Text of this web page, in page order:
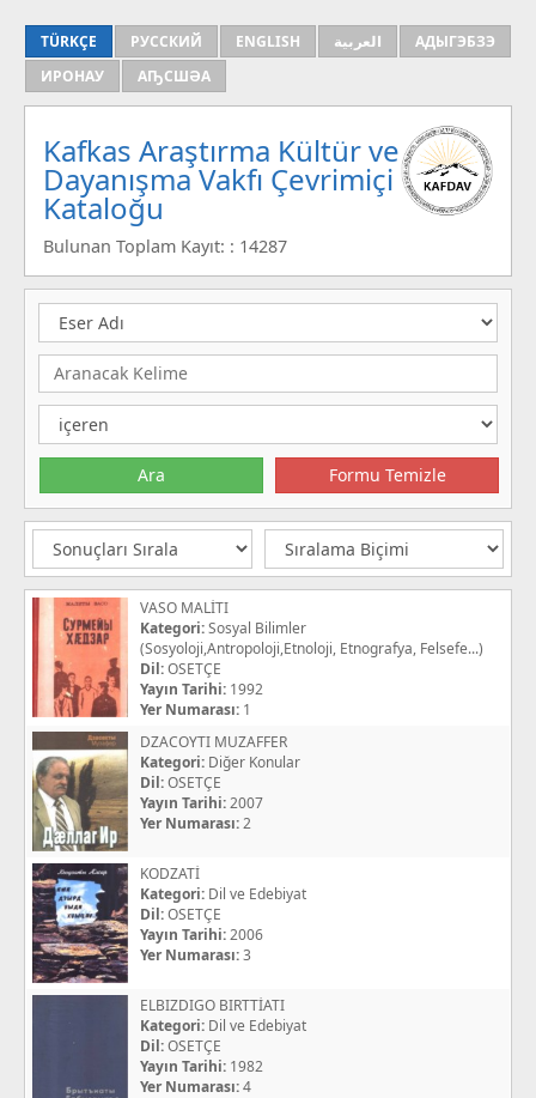
TÜRKÇE РУССКИЙ ENGLISH العربية
АДЫГЭБЗЭ
ИРОНАУ
АҦСШӘА
Kafkas Araştırma Kültür ve
Dayanışma Vakfı Çevrimiçi
Kataloğu
Bulunan Toplam Kayıt: : 14287
VASO MALİTI
Kategori:Sosyal Bilimler
(Sosyoloji,Antropoloji,Etnoloji, Etnografya, Felsefe...)
Dil:OSETÇE
Yayın Tarihi: 1992
Yer Numarası: 1
DZACOYTI MUZAFFER
Kategori: Diğer Konular
Dil:OSETÇE
Yayın Tarihi:2007
Yer Numarası:2
KODZATİ
Kategori: Dil ve Edebiyat
Dil:OSETÇE
Yayın Tarihi:2006
Yer Numarası:3
ELBIZDIGO BIRTTİATI
Kategori: Dil ve Edebiyat
Dil:OSETÇE
Yayın Tarihi: 1982
Yer Numarası:4